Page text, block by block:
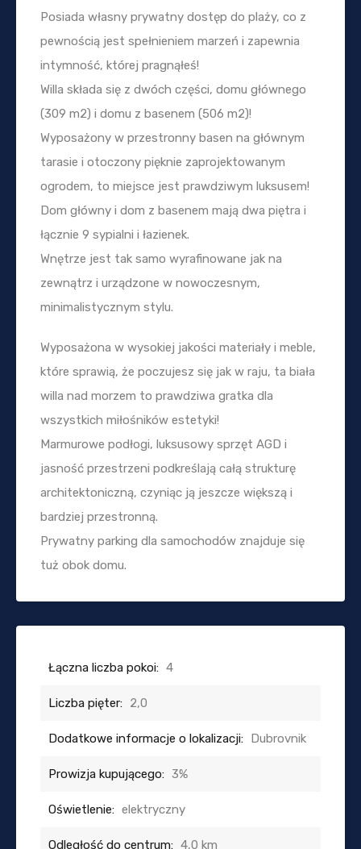
Posiada własny prywatny dostęp do plaży, co z
pewnością jest spełnieniem marzeń i zapewnia
intymność, której pragnąłeś!
Willa składa się z dwóch części, domu głównego
(309 m2) i domu z basenem (506 m2)!
Wyposażony w przestronny basen na głównym
tarasie i otoczony pięknie zaprojektowanym
ogrodem, to miejsce jest prawdziwym luksusem!
Dom główny i dom z basenem mają dwa piętra i
łącznie 9 sypialni i łazienek.
Wnętrze jest tak samo wyrafinowane jak na
zewnątrz i urządzone w nowoczesnym,
minimalistycznym stylu.
Wyposażona w wysokiej jakości materiały i meble,
które sprawią, że poczujesz się jak w raju, ta biała
willa nad morzem to prawdziwa gratka dla
wszystkich miłośników estetyki!
Marmurowe podłogi, luksusowy sprzęt AGD i
jasność przestrzeni podkreślają całą strukturę
architektoniczną, czyniąc ją jeszcze większą i
bardziej przestronną.
Prywatny parking dla samochodów znajduje się
tuż obok domu.
Łączna liczba pokoi: 4
Liczba pięter: 2,0
Dodatkowe informacje o lokalizacji: Dubrovnik
Prowizja kupującego: 3%
Oświetlenie: elektryczny
Odległość do centrum: 4,0 km